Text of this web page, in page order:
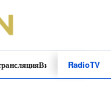
Видеоролики
RadioTV